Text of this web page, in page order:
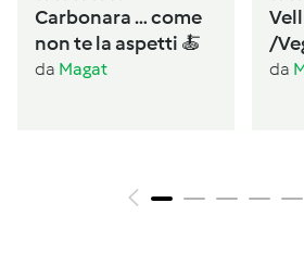
Carbonara … come
non te la aspetti 🍝
da Magat
/
da